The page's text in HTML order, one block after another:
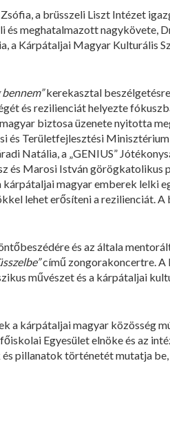
a brüsszeli Liszt Intézet
meghatalmazott nagykövete,
a Kárpátaljai Magyar Kulturális
kerekasztal
és rezilienciát helyezte
biztosa üzenete nyitotta
és Területfejlesztési
Natália, a „GENIUS”
és Marosi István
magyar emberek lelki
lehet erősíteni a rezilienciát.
és az általa
című zongorakoncertre. A
művészet és a kárpátaljai
a kárpátaljai magyar közösség
Egyesület elnöke és az
pillanatok történetét mutatja